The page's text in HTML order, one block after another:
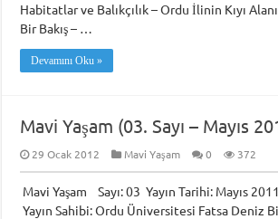
Habitatlar ve Balıkçılık – Ordu İlinin Kıyı
Bir Bakış – …
Devamını Oku »
Mavi Yaşam (03. Sayı – Mayıs
29 Ocak 2012 Mavi Yaşam 0 372
Mavi Yaşam Sayı: 03 Yayın Tarihi: Mayıs
Yayın Sahibi: Ordu Üniversitesi Fatsa Deniz